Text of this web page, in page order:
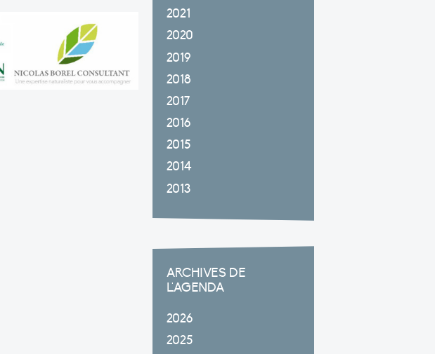
2021
2020
2019
2018
2017
2016
2015
2014
2013
ARCHIVES DE
L'AGENDA
2026
2025